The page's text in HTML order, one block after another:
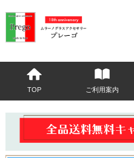
TOP ご利用案内